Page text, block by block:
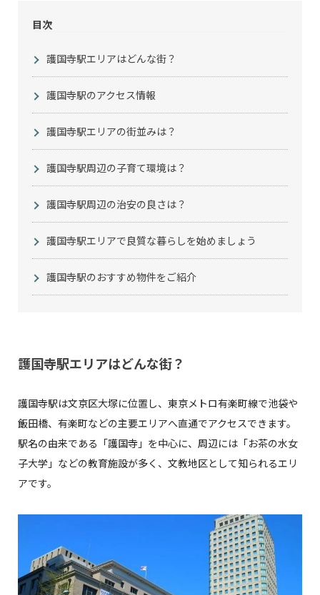
目次
護国寺駅エリアはどんな街？
護国寺駅のアクセス情報
護国寺駅エリアの街並みは？
護国寺駅周辺の子育て環境は？
護国寺駅周辺の治安の良さは？
護国寺駅エリアで良質な暮らしを始めましょう
護国寺駅のおすすめ物件をご紹介
護国寺駅エリアはどんな街？
護国寺駅は文京区大塚に位置し、東京メトロ有楽町線で池袋や
飯田橋、有楽町などの主要エリアへ直通でアクセスできます。
駅名の由来である「護国寺」を中心に、周辺には「お茶の水女
子大学」などの教育施設が多く、文教地区として知られるエリ
アです。